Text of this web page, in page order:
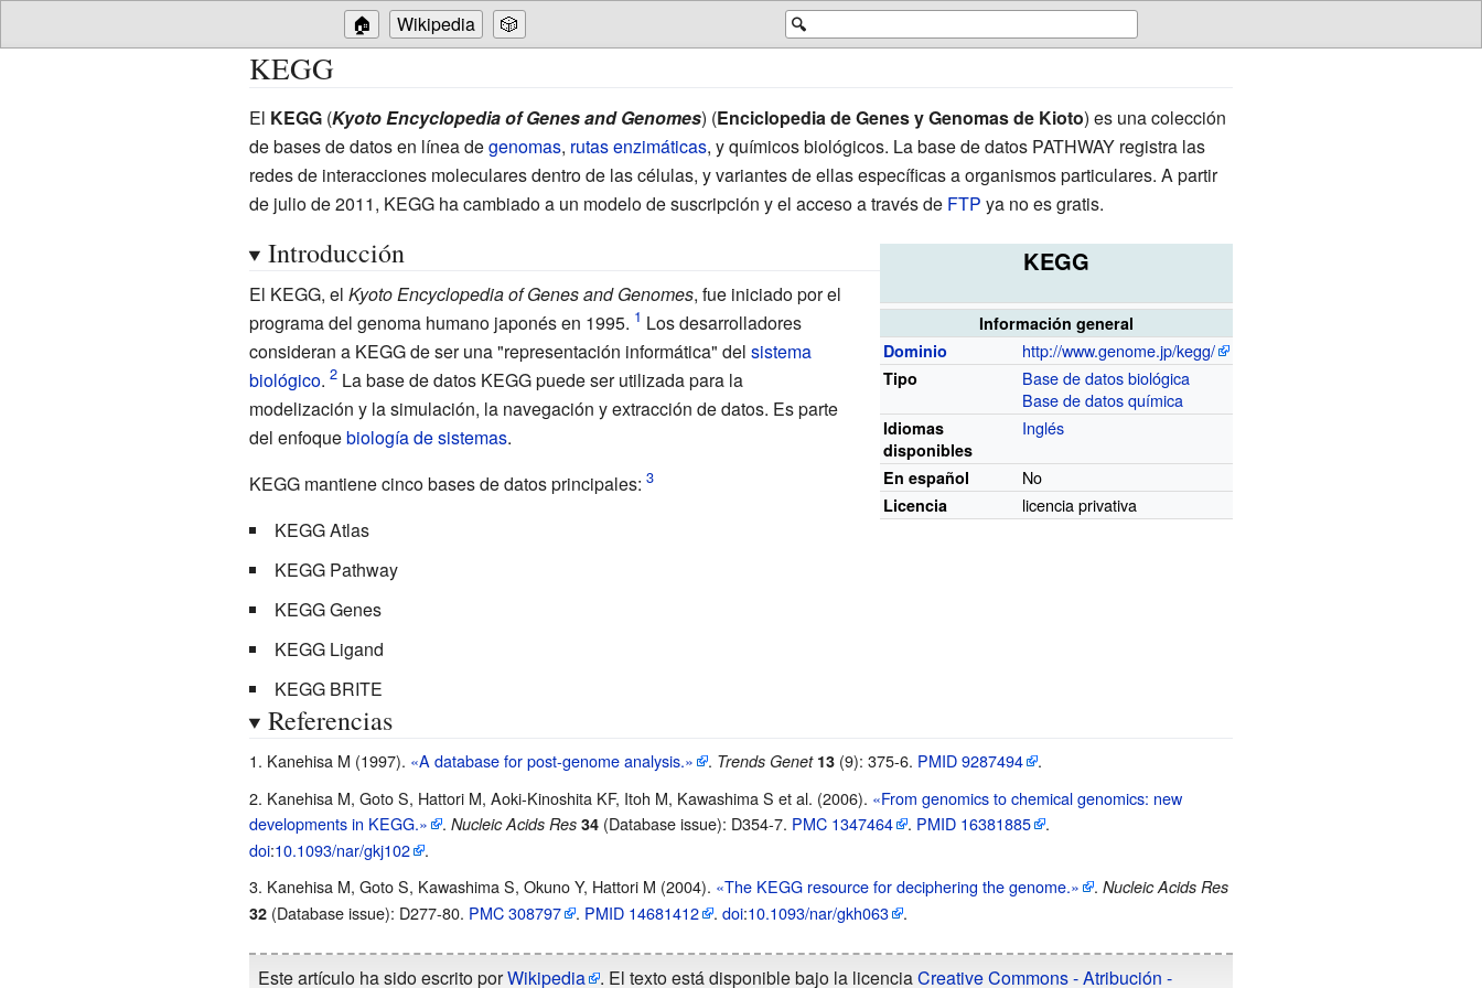
🔍
🏠 Wikipedia 🎲
KEGG
El KEGG(Kyoto Encyclopedia of Genes and Genomes) (Enciclopedia de Genes y Genomas de Kioto) es una colección
de bases de datos en línea degenomas, rutas enzimáticas, y químicos biológicos. La base de datos PATHWAY registra las
redes de interacciones moleculares dentro de las células, y variantes de ellas específicas a organismos particulares. A partir
de julio de 2011, KEGG ha cambiado a un modelo de suscripción y el acceso a través de FTP ya no es gratis.
KEGG
Información general
Dominio
http://www.genome.jp/kegg/
Tipo
Base de datos biológica
Base de datos química
Idiomas
disponibles
Inglés
En español No
Licencia licencia privativa
Introducción
El KEGG, el Kyoto Encyclopedia of Genes and Genomes, fue iniciado por el
programa del genoma humano japonés en 1995.
Los desarrolladores
consideran a KEGG de ser una "representación informática" del sistema
biológico. La base de datos KEGG puede ser utilizada para la
modelización y la simulación, la navegación y extracción de datos. Es parte
del enfoquebiología de sistemas.
KEGG mantiene cinco bases de datos principales:
KEGG Atlas
KEGG Pathway
KEGG Genes
KEGG Ligand
KEGG BRITE
Referencias
Kanehisa M (1997). «A database for post-genome analysis.» . Trends Genet 13(9): 375-6. PMID 9287494
.
Kanehisa M, Goto S, Hattori M, Aoki-Kinoshita KF, Itoh M, Kawashima S et al. (2006). «From genomics to chemical genomics: new
developments in KEGG.»
. Nucleic Acids Res 34(Database issue): D354-7. PMC 1347464 . PMID 16381885
.
doi:10.1093/nar/gkj102
.
Kanehisa M, Goto S, Kawashima S, Okuno Y, Hattori M (2004). «The KEGG resource for deciphering the genome.» . Nucleic Acids Res
32(Database issue): D277-80. PMC 308797 . PMID 14681412 . doi:10.1093/nar/gkh063 .
Este artículo ha sido escrito porWikipedia . El texto está disponible bajo la licenciaCreative Commons - Atribución -